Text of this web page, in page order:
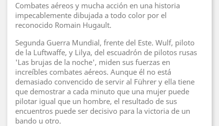
Combates aéreos y mucha acción en una historia
impecablemente dibujada a todo color por el
reconocido Romain Hugault.
Segunda Guerra Mundial, frente del Este. Wulf, piloto
de la Luftwaffe, y Lilya, del escuadrón de pilotos rusas
'Las brujas de la noche', miden sus fuerzas en
increíbles combates aéreos. Aunque él no está
demasiado convencido de servir al Führer y ella tiene
que demostrar a cada minuto que una mujer puede
pilotar igual que un hombre, el resultado de sus
encuentros puede ser decisivo para la victoria de un
bando u otro.